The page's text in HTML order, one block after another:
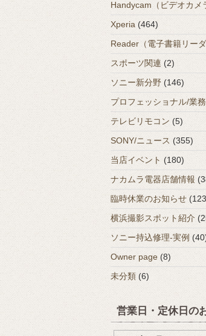
Handycam（ビデオカメ
Xperia (464)
Reader（電子書籍リーダ
スポーツ関連 (2)
ソニー新分野 (146)
プロフェッショナル/業
テレビリモコン (5)
SONY/ニュース (355)
当店イベント (180)
ナカムラ電器店舗情報
臨時休業のお知らせ
横浜撮影スポット紹介
ソニー持込修理-実例
Owner page (8)
未分類 (6)
営業日・定休日の